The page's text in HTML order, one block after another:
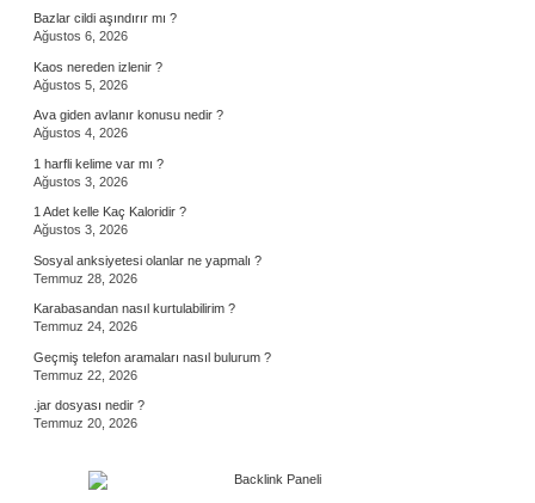
Bazlar cildi aşındırır mı ?
Ağustos 6, 2026
Kaos nereden izlenir ?
Ağustos 5, 2026
Ava giden avlanır konusu nedir ?
Ağustos 4, 2026
1 harfli kelime var mı ?
Ağustos 3, 2026
1 Adet kelle Kaç Kaloridir ?
Ağustos 3, 2026
Sosyal anksiyetesi olanlar ne yapmalı ?
Temmuz 28, 2026
Karabasandan nasıl kurtulabilirim ?
Temmuz 24, 2026
Geçmiş telefon aramaları nasıl bulurum ?
Temmuz 22, 2026
.jar dosyası nedir ?
Temmuz 20, 2026